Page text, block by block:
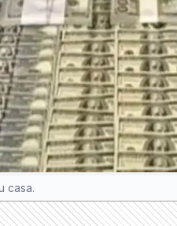
casa.